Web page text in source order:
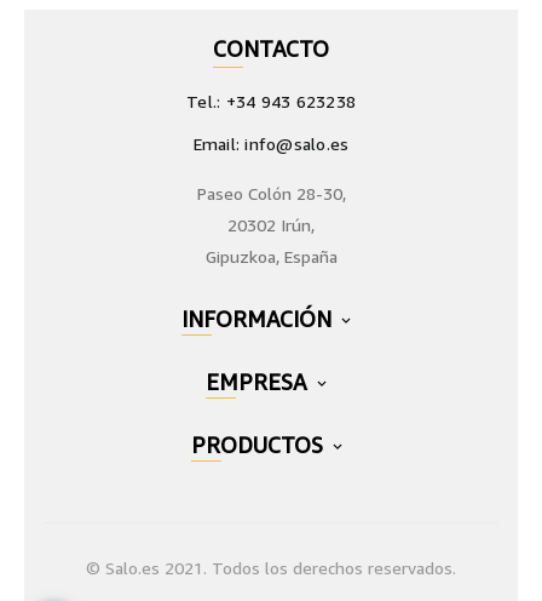
CONTACTO
Tel.: +34 943 623238
Email: info@salo.es
Paseo Colón 28-30,
20302 Irún,
Gipuzkoa, España
INFORMACIÓN 
EMPRESA 
PRODUCTOS 
© Salo.es 2021. Todos los derechos reservados.